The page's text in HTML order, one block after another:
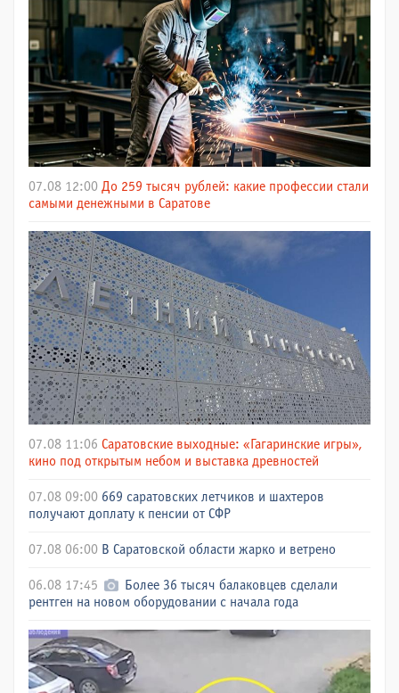
07.08 12:00 До 259 тысяч рублей: какие профессии стали
самыми денежными в Саратове
07.08 11:06 Саратовские выходные: «Гагаринские игры»,
кино под открытым небом и выставка древностей
07.08 09:00 669 саратовских летчиков и шахтеров
получают доплату к пенсии от СФР
07.08 06:00 В Саратовской области жарко и ветрено
06.08 17:45
Более 36 тысяч балаковцев сделали
рентген на новом оборудовании с начала года